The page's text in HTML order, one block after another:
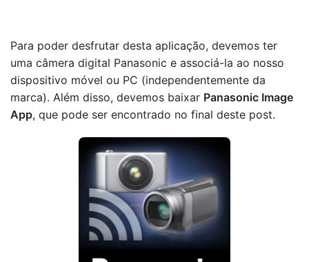
Para poder desfrutar desta aplicação, devemos ter
uma câmera digital Panasonic e associá-la ao nosso
dispositivo móvel ou PC (independentemente da
marca). Além disso, devemos baixar Panasonic Image
App, que pode ser encontrado no final deste post.